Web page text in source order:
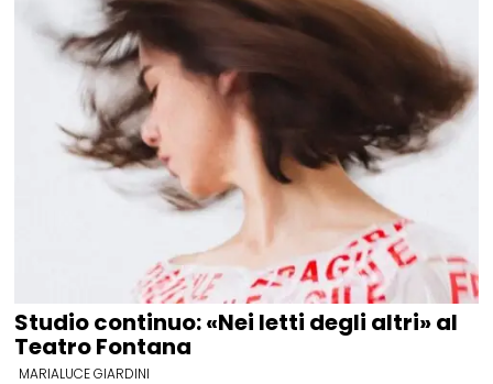
Studio continuo: «Nei letti degli altri» al
Teatro Fontana
MARIALUCE GIARDINI